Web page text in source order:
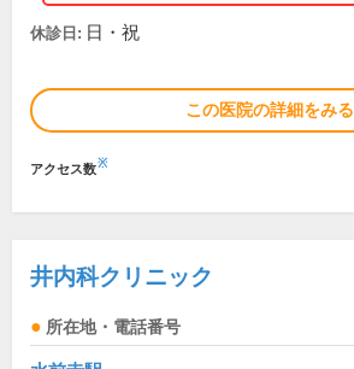
休診日: 日・祝
この医院の詳細をみる
アクセス数※
井内科クリニック
所在地・電話番号